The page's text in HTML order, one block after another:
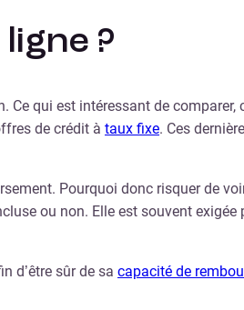
?
qui est intéressant de comparer,
de crédit à taux fixe. Ces
Pourquoi donc risquer de
ou non. Elle est souvent
d’être sûr de sa capacité de